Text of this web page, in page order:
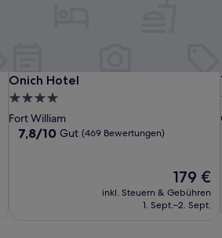
Onich Hotel
Onich Hotel
4.0-
Sterne-
Unterkunft
Fort William
7.8
7,8/10 Gut (469 Bewertungen)
Der
Preis
beträgt
179 €
inkl. Steuern & Gebühren
1. Sept.–2. Sept.